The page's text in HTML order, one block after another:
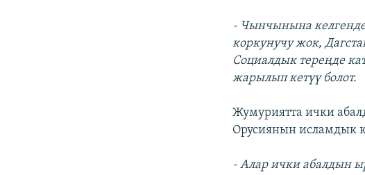
- Чынчынына
коркунучу жок,
Социалдык тереңде
жарылып кетүү болот.
Жумуриятта ички
Орусиянын исламдык
- Алар ички абалдын